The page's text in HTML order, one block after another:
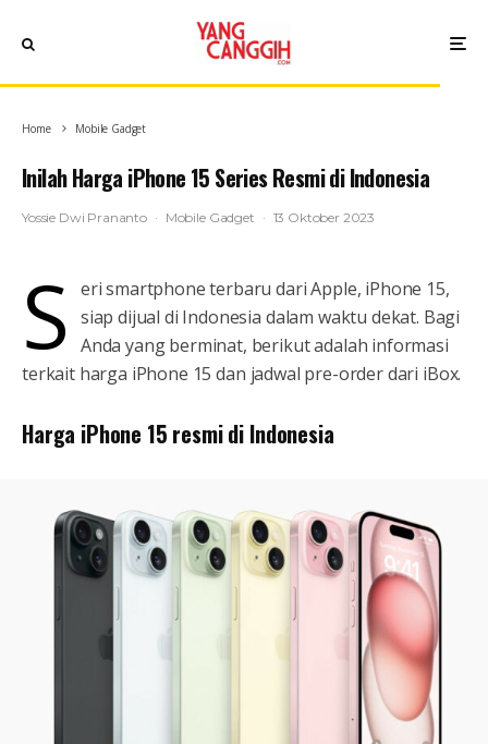
Home Mobile Gadget
Inilah Harga iPhone 15 Series Resmi di Indonesia
Yossie Dwi Prananto · Mobile Gadget · 13 Oktober 2023
S
eri smartphone terbaru dari Apple, iPhone 15,
siap dijual di Indonesia dalam waktu dekat. Bagi
Anda yang berminat, berikut adalah informasi
terkait harga iPhone 15 dan jadwal pre-order dari iBox.
Harga iPhone 15 resmi di Indonesia